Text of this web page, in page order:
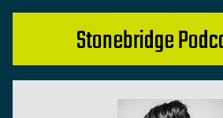
Stonebridge